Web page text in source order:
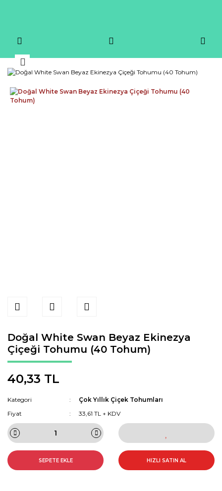
Doğal White Swan Beyaz Ekinezya
Çiçeği Tohumu (40 Tohum)
40,33 TL
Kategori
Çok Yıllık Çiçek Tohumları
Fiyat
33,61 TL + KDV
SEPETE EKLE HIZLI SATIN AL